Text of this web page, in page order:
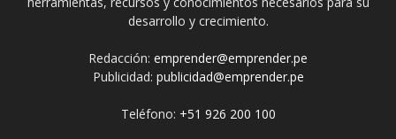
desarrollo y crecimiento.
Redacción: emprender@emprender.pe
Publicidad: publicidad@emprender.pe
Teléfono: +51 926 200 100